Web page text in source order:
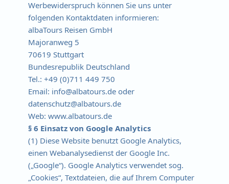
Werbewiderspruch können Sie uns unter
folgenden Kontaktdaten informieren:
albaTours Reisen GmbH
Majoranweg 5
70619 Stuttgart
Bundesrepublik Deutschland
Tel.: +49 (0)711 449 750
Email: info@albatours.de oder
datenschutz@albatours.de
Web: www.albatours.de
§ 6 Einsatz von Google Analytics
(1) Diese Website benutzt Google Analytics,
einen Webanalysedienst der Google Inc.
(„Google“). Google Analytics verwendet sog.
„Cookies“, Textdateien, die auf Ihrem Computer